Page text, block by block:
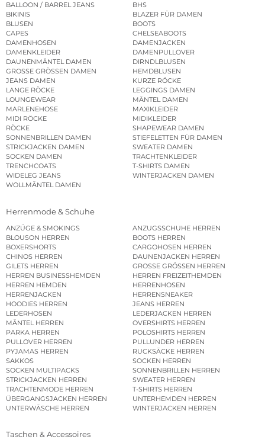
BALLOON / BARREL JEANS
BHS
BIKINIS
BLAZER FÜR DAMEN
BLUSEN
BOOTS
CAPES
CHELSEABOOTS
DAMENHOSEN
DAMENJACKEN
DAMENKLEIDER
DAMENPULLOVER
DAUNENMÄNTEL DAMEN
DIRNDLBLUSEN
GROSSE GRÖSSEN DAMEN
HEMDBLUSEN
JEANS DAMEN
KURZE RÖCKE
LANGE RÖCKE
LEGGINGS DAMEN
LOUNGEWEAR
MÄNTEL DAMEN
MARLENEHOSE
MAXIKLEIDER
MIDI RÖCKE
MIDIKLEIDER
RÖCKE
SHAPEWEAR DAMEN
SONNENBRILLEN DAMEN
STIEFELETTEN FÜR DAMEN
STRICKJACKEN DAMEN
SWEATER DAMEN
SOCKEN DAMEN
TRACHTENKLEIDER
TRENCHCOATS
T-SHIRTS DAMEN
WIDELEG JEANS
WINTERJACKEN DAMEN
WOLLMÄNTEL DAMEN
Herrenmode & Schuhe
ANZÜGE & SMOKINGS
ANZUGSSCHUHE HERREN
BLOUSON HERREN
BOOTS HERREN
BOXERSHORTS
CARGOHOSEN HERREN
CHINOS HERREN
DAUNENJACKEN HERREN
GILETS HERREN
GROSSE GRÖSSEN HERREN
HERREN BUSINESSHEMDEN
HERREN FREIZEITHEMDEN
HERREN HEMDEN
HERRENHOSEN
HERRENJACKEN
HERRENSNEAKER
HOODIES HERREN
JEANS HERREN
LEDERHOSEN
LEDERJACKEN HERREN
MÄNTEL HERREN
OVERSHIRTS HERREN
PARKA HERREN
POLOSHIRTS HERREN
PULLOVER HERREN
PULLUNDER HERREN
PYJAMAS HERREN
RUCKSÄCKE HERREN
SAKKOS
SOCKEN HERREN
SOCKEN MULTIPACKS
SONNENBRILLEN HERREN
STRICKJACKEN HERREN
SWEATER HERREN
TRACHTENMODE HERREN
T-SHIRTS HERREN
ÜBERGANGSJACKEN HERREN
UNTERHEMDEN HERREN
UNTERWÄSCHE HERREN
WINTERJACKEN HERREN
Taschen & Accessoires